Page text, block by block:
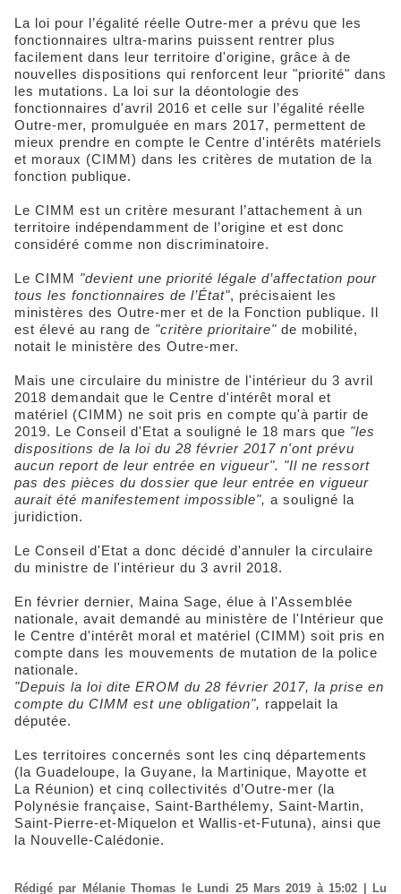
La loi pour l’égalité réelle Outre-mer a prévu que les
fonctionnaires ultra-marins puissent rentrer plus
facilement dans leur territoire d'origine, grâce à de
nouvelles dispositions qui renforcent leur "priorité" dans
les mutations. La loi sur la déontologie des
fonctionnaires d'avril 2016 et celle sur l’égalité réelle
Outre-mer, promulguée en mars 2017, permettent de
mieux prendre en compte le Centre d'intérêts matériels
et moraux (CIMM) dans les critères de mutation de la
fonction publique.
Le CIMM est un critère mesurant l’attachement à un
territoire indépendamment de l’origine et est donc
considéré comme non discriminatoire.
Le CIMM "devient une priorité légale d’affectation pour
tous les fonctionnaires de l’État", précisaient les
ministères des Outre-mer et de la Fonction publique. Il
est élevé au rang de "critère prioritaire" de mobilité,
notait le ministère des Outre-mer.
Mais une circulaire du ministre de l'intérieur du 3 avril
2018 demandait que le Centre d'intérêt moral et
matériel (CIMM) ne soit pris en compte qu'à partir de
2019. Le Conseil d'Etat a souligné le 18 mars que "les
dispositions de la loi du 28 février 2017 n'ont prévu
aucun report de leur entrée en vigueur". "Il ne ressort
pas des pièces du dossier que leur entrée en vigueur
aurait été manifestement impossible", a souligné la
juridiction.
Le Conseil d'Etat a donc décidé d'annuler la circulaire
du ministre de l'intérieur du 3 avril 2018.
En février dernier, Maina Sage, élue à l'Assemblée
nationale, avait demandé au ministère de l'Intérieur que
le Centre d'intérêt moral et matériel (CIMM) soit pris en
compte dans les mouvements de mutation de la police
nationale.
"Depuis la loi dite EROM du 28 février 2017, la prise en
compte du CIMM est une obligation", rappelait la
députée.
Les territoires concernés sont les cinq départements
(la Guadeloupe, la Guyane, la Martinique, Mayotte et
La Réunion) et cinq collectivités d’Outre-mer (la
Polynésie française, Saint-Barthélemy, Saint-Martin,
Saint-Pierre-et-Miquelon et Wallis-et-Futuna), ainsi que
la Nouvelle-Calédonie.
Rédigé par Mélanie Thomas le Lundi 25 Mars 2019 à 15:02 | Lu